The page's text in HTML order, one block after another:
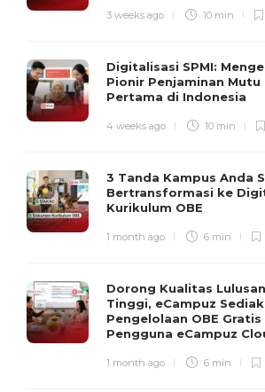
3 weeks ago 10 min
Digitalisasi SPMI:
Pionir Penjaminan Mutu
Pertama di Indonesia
4 weeks ago 10 min
3 Tanda Kampus Anda
Bertransformasi ke
Kurikulum OBE
1 month ago 6 min
Dorong Kualitas
Tinggi, eCampuz
Pengelolaan OBE
Pengguna eCampuz
1 month ago 6 min